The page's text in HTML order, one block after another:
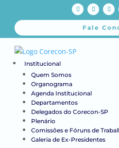
Fale
Institucional
Quem Somos
Organograma
Agenda Institucional
Departamentos
Delegados do Corecon-SP
Plenário
Comissões e Fóruns de
Galeria de Ex-Presidentes